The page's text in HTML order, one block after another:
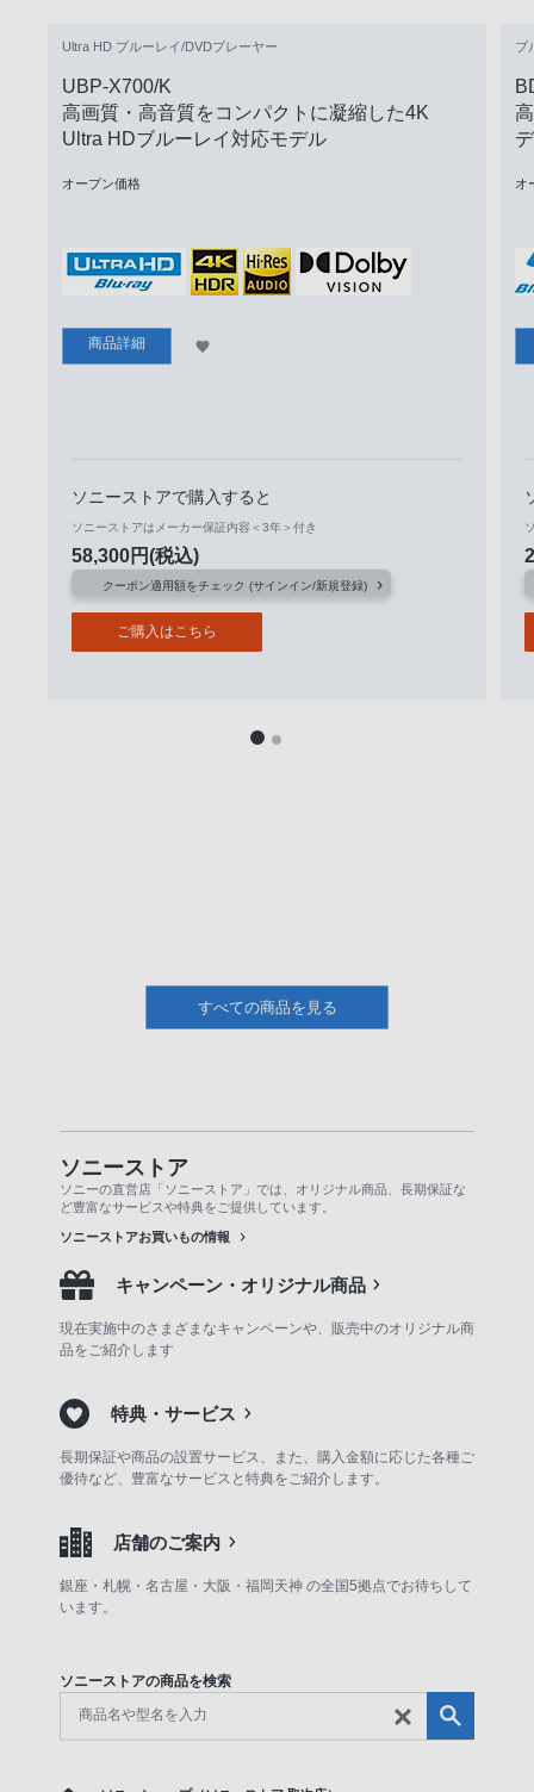
Ultra HD ブルーレイ/DVDプレーヤー
UBP-X700/K
高画質・高音質をコンパクトに凝縮した4K
Ultra HDブルーレイ対応モデル
オープン価格
商品詳細
ソニーストアで購入すると
ソニーストアはメーカー保証内容＜3年＞付き
58,300円(税込)
クーポン適用額をチェック (サインイン/新規登録)
ご購入はこちら
ブ
オ
すべての商品を見る
ソニーストア
ソニーの直営店「ソニーストア」では、オリジナル商品、長期保証な
ど豊富なサービスや特典をご提供しています。
ソニーストアお買いもの情報
キャンペーン・オリジナル商品
現在実施中のさまざまなキャンペーンや、販売中のオリジナル商
品をご紹介します
特典・サービス
長期保証や商品の設置サービス、また、購入金額に応じた各種ご
優待など、豊富なサービスと特典をご紹介します。
店舗のご案内
銀座・札幌・名古屋・大阪・福岡天神 の全国5拠点でお待ちして
います。
ソニーストアの商品を検索